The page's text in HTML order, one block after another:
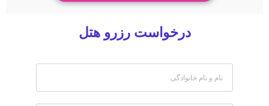
درخواست رزرو هتل